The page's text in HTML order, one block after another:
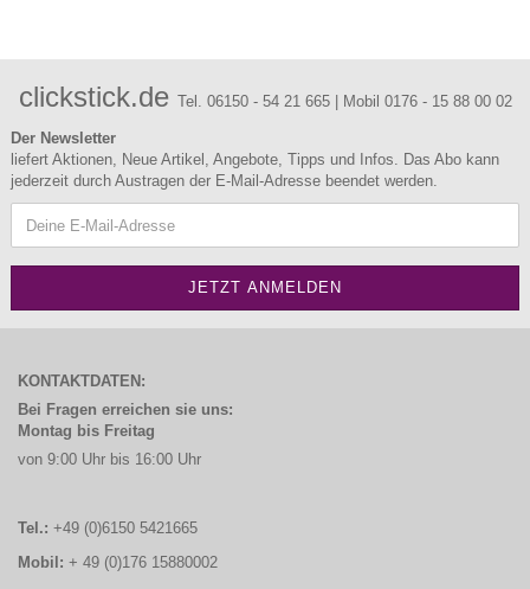
clickstick.de Tel. 06150 - 54 21 665 | Mobil 0176 - 15 88 00 02
Der Newsletter
liefert Aktionen, Neue Artikel, Angebote, Tipps und Infos. Das Abo kann
jederzeit durch Austragen der E-Mail-Adresse beendet werden.
KONTAKTDATEN:
Bei Fragen erreichen sie uns:
Montag bis Freitag
von 9:00 Uhr bis 16:00 Uhr
Tel.: +49 (0)6150 5421665
Mobil: + 49 (0)176 15880002